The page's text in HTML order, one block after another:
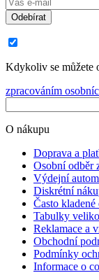
Odebírat
Kdykoliv se můžete
zpracováním
O nákupu
Doprava a
Osobní odběr
Výdejní
Diskrétní
Často kladené
Tabulky
Reklamace a
Obchodní
Podmínky
Informace o